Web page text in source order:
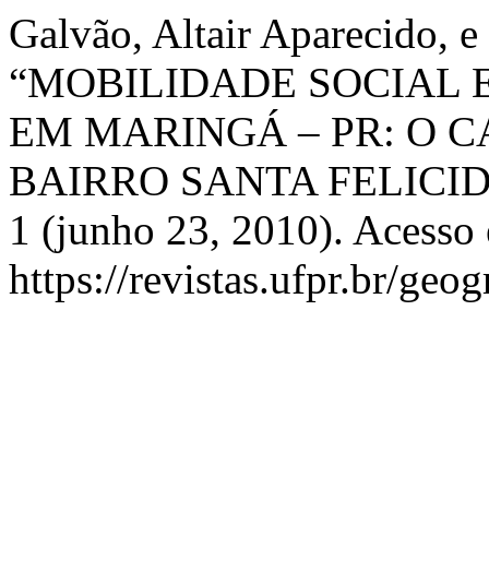
Galvão, Altair Aparecido,
“MOBILIDADE SOCIAL
EM MARINGÁ – PR: O
BAIRRO SANTA
1 (junho 23, 2010).
https://revistas.ufpr.br/